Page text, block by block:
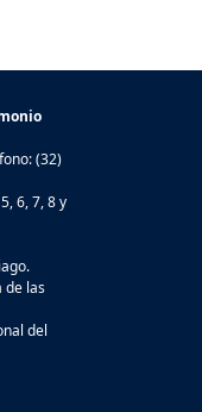
(32)
6, 7, 8 y
de las
del